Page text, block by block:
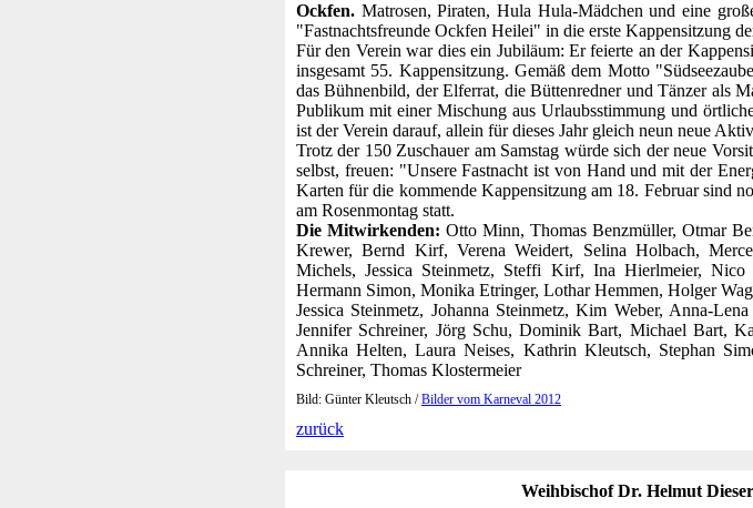
Ockfen. Matrosen, Piraten, Hula Hula-Mädchen und eine
"Fastnachtsfreunde Ockfen Heilei" in die erste Kappensitzung
Für den Verein war dies ein Jubiläum: Er feierte an der
insgesamt 55. Kappensitzung. Gemäß dem Motto
das Bühnenbild, der Elferrat, die Büttenredner und Tänzer als
Publikum mit einer Mischung aus Urlaubsstimmung und
ist der Verein darauf, allein für dieses Jahr gleich neun neue
Trotz der 150 Zuschauer am Samstag würde sich der neue
selbst, freuen: "Unsere Fastnacht ist von Hand und mit der
Karten für die kommende Kappensitzung am 18. Februar sind
am Rosenmontag statt.
Die Mitwirkenden: Otto Minn, Thomas Benzmüller, Otmar
Krewer, Bernd Kirf, Verena Weidert, Selina Holbach,
Michels, Jessica Steinmetz, Steffi Kirf, Ina Hierlmeier,
Hermann Simon, Monika Etringer, Lothar Hemmen, Holger
Jessica Steinmetz, Johanna Steinmetz, Kim Weber, Anna-
Jennifer Schreiner, Jörg Schu, Dominik Bart, Michael Bart,
Annika Helten, Laura Neises, Kathrin Kleutsch, Stephan
Schreiner, Thomas Klostermeier
Bild: Günter Kleutsch /Bilder vom Karneval 2012
zurück
Weihbischof Dr. Helmut